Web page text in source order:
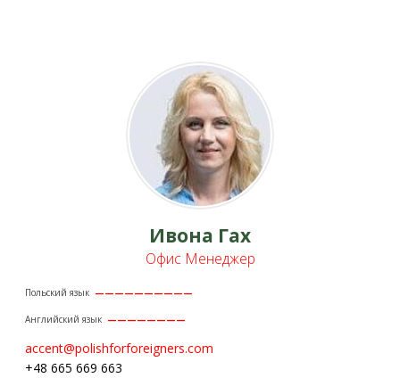
Ивона Гах
Офис Менеджер
Польский язык ——————————
Английский язык ————————
accent@polishforforeigners.com
+48 665 669 663